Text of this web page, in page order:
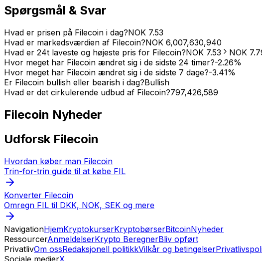
Spørgsmål & Svar
Hvad er prisen på Filecoin i dag?NOK 7.53
Hvad er markedsværdien af Filecoin?NOK 6,007,630,940
Hvad er 24t laveste og højeste pris for Filecoin?NOK 7.53 NOK
Hvor meget har Filecoin ændret sig i de sidste 24 timer?-2.26%
Hvor meget har Filecoin ændret sig i de sidste 7 dage?-3.41%
Er Filecoin bullish eller bearish i dag?Bullish
Hvad er det cirkulerende udbud af Filecoin?797,426,589
Filecoin Nyheder
Udforsk Filecoin
Hvordan køber man Filecoin
Trin-for-trin guide til at købe FIL
Konverter Filecoin
Omregn FIL til DKK, NOK, SEK og mere
NavigationHjemKryptokurserKryptobørserBitcoinNyheder
RessourcerAnmeldelserKrypto BeregnerBliv opført
PrivatlivOm ossRedaksjonell politikkVilkår og betingelser
Sociale medierX